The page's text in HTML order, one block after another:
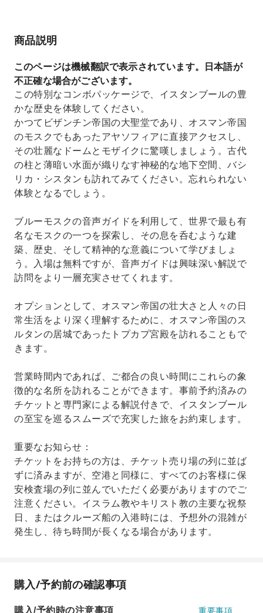
ザイクに驚嘆しよう
スタンを訪れてみてください。
オプションのトプカプ宮殿を追加して、さらに充
実した体験をお楽しみください。
商品説明
このページは機械翻訳で表示されています。日本語が
不正確な場合がございます。
この特別なコンボパッケージで、イスタンブールの豊
かな歴史を体験してください。
かつてビザンチン帝国の大聖堂であり、オスマン帝国
のモスクでもあったアヤソフィアに直接アクセスし、
その壮麗なドームとモザイクに驚嘆しましょう。古代
の柱と薄暗い水面が織りなす神秘的な地下空間、バシ
リカ・シスタンも訪れてみてください。忘れられない
体験となるでしょう。
ブルーモスクの音声ガイドを利用して、世界で最も有
名なモスクの一つを探索し、その息を呑むような建
築、歴史、そして精神的な意義について学びましょ
う。入場は無料ですが、音声ガイドは興味深い解説で
訪問をより一層充実させてくれます。
オプションとして、オスマン帝国の壮大さと人々の日
常生活をより深く理解するために、オスマン帝国のス
ルタンの居城であったトプカプ宮殿を訪れることもで
きます。
営業時間内であれば、ご都合の良い時間にこれらの象
徴的な名所を訪れることができます。事前予約済みの
チケットと専門家による解説付きで、イスタンブール
の至宝を巡るスムーズで充実した旅をお約束します。
重要なお知らせ：
チケットをお持ちの方は、チケット売り場の列に並ば
ずに済みますが、空港と同様に、すべてのお客様に保
安検査場の列に並んでいただく必要がありますのでご
注意ください。イスラム教やキリスト教の主要な祝祭
日、またはクルーズ船の入港時には、予想外の混雑が
発生し、待ち時間が長くなる場合があります。
購入/予約前の確認事項
購入/予約時の注意事項 重要事項